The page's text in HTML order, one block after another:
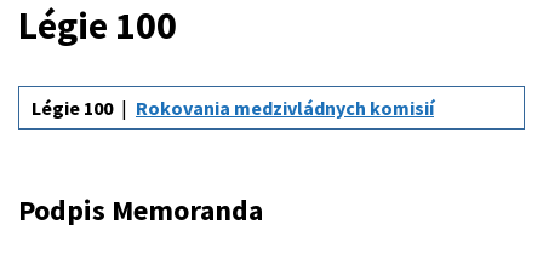
Légie 100
Légie 100 Rokovania medzivládnych komisií
Podpis Memoranda